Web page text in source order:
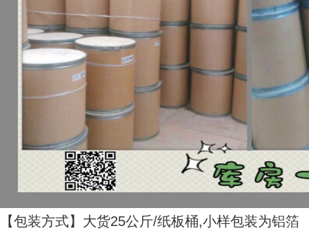
【包装方式】大货25公斤/纸板桶,小样包装为铝箔